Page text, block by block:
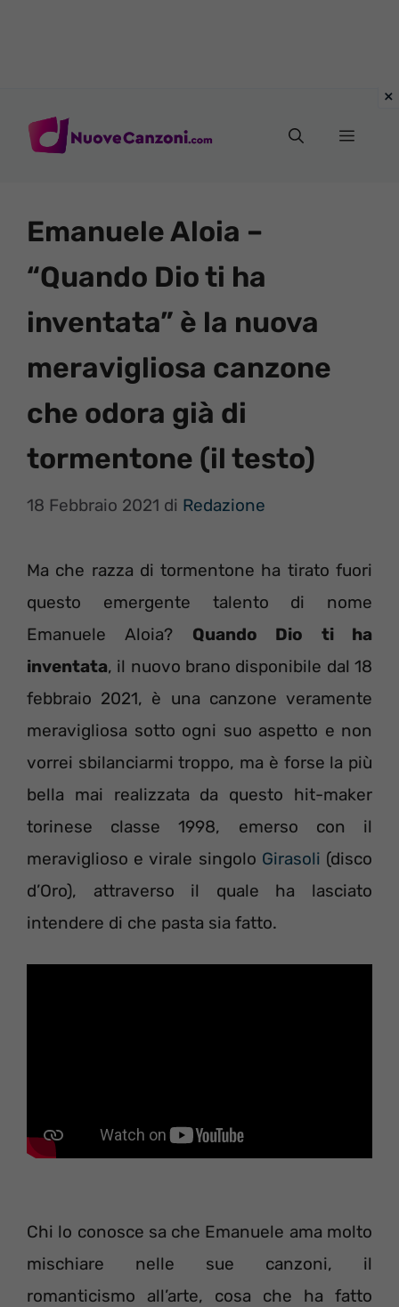
Menu
Emanuele Aloia –
“Quando Dio ti ha
inventata” è la nuova
meravigliosa canzone
che odora già di
tormentone (il testo)
18 Febbraio 2021 di Redazione
Ma che razza di tormentone ha tirato fuori
questo emergente talento di nome
Emanuele Aloia? Quando Dio ti ha
inventata, il nuovo brano disponibile dal 18
febbraio 2021, è una canzone veramente
meravigliosa sotto ogni suo aspetto e non
vorrei sbilanciarmi troppo, ma è forse la più
bella mai realizzata da questo hit-maker
torinese classe 1998, emerso con il
meraviglioso e virale singolo Girasoli (disco
d’Oro), attraverso il quale ha lasciato
intendere di che pasta sia fatto.
Chi lo conosce sa che Emanuele ama molto
mischiare nelle sue canzoni, il
romanticismo all’arte, cosa che ha fatto